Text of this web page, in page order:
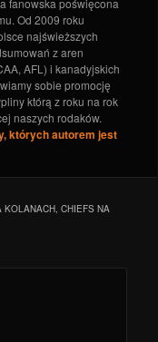
Od 2009 roku
najświeższych
z aren
AFL) i kanadyjskich
sobie promocję
którą z roku na rok
naszych rodaków.
których autorem jest
CHIEFS NA